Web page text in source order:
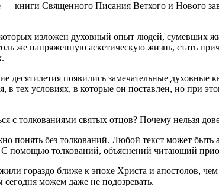
книги Священного Писания Ветхого и Нового
изложен духовный опыт людей, сумевших
же напряженную аскетическую жизнь, стать
десятилетия появились замечательные
в тех условиях, в которые он поставлен, но при
толкованиями святых отцов? Почему нельзя
понять без толкований. Любой текст может быть
помощью толкований, объяснений читающий
гораздо ближе к эпохе Христа и апостолов,
можем даже не подозревать.